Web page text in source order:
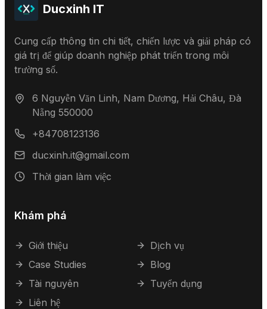
Ducxinh IT
Cung cấp thông tin chi tiết, chiến lược và giải pháp có
giá trị để giúp doanh nghiệp phát triển trong môi
trường số.
6 Nguyễn Văn Linh, Nam Dương, Hải Châu, Đà
Nẵng 550000
+84708123136
ducxinh.it@gmail.com
Thời gian làm việc
Khám phá
Giới thiệu
Dịch vụ
Case Studies
Blog
Tài nguyên
Tuyển dụng
Liên hệ